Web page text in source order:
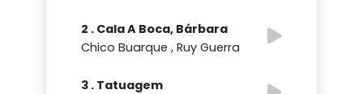
2 . Cala A Boca, Bárbara
Chico Buarque , Ruy Guerra
3 . Tatuagem